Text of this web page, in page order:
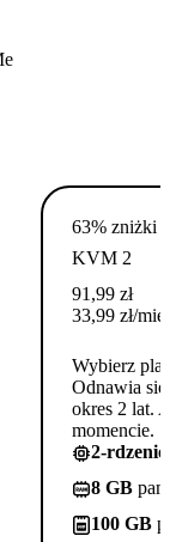
63% zniżki
KVM 2
91,99 zł
33,99 zł/
Wybierz
Odnawia się
okres 2 lat.
momencie.
2-
8 GB
100 GB